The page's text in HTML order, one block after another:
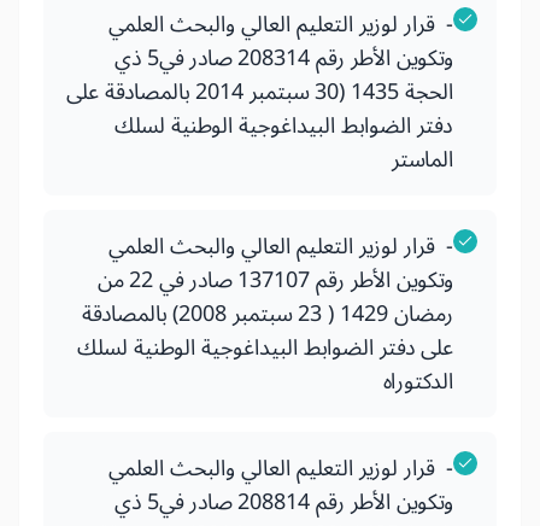
- قرار لوزير التعليم العالي والبحث العلمي
وتكوين الأطر رقم 208314 صادر في5 ذي
الحجة 1435 (30 سبتمبر 2014 بالمصادقة على
دفتر الضوابط البيداغوجية الوطنية لسلك
الماستر
- قرار لوزير التعليم العالي والبحث العلمي
وتكوين الأطر رقم 137107 صادر في 22 من
رمضان 1429 ( 23 سبتمبر 2008) بالمصادقة
على دفتر الضوابط البيداغوجية الوطنية لسلك
الدكتوراه
- قرار لوزير التعليم العالي والبحث العلمي
وتكوين الأطر رقم 208814 صادر في5 ذي